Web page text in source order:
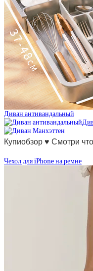
Диван антивандальный
Купиобзор ♥ Смотри
Чехол для iPhone на ремне